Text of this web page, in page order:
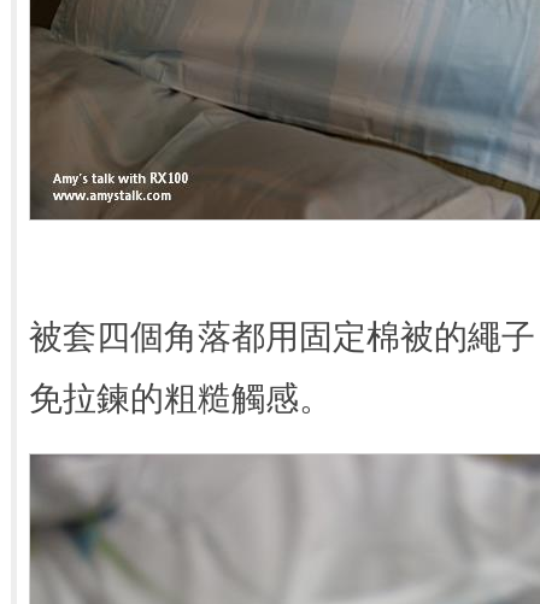
被套四個角落都用固定棉被的繩
免拉鍊的粗糙觸感。